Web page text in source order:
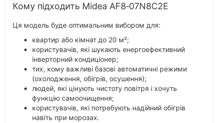
Кому підходить Midea AF8‑07N8C2E
Ця модель буде оптимальним вибором для:
квартир або кімнат до 20 м²;
користувачів, які шукають енергоефективний
інверторний кондиціонер;
тих, кому важливі базові автоматичні режими
(охолодження, обігрів, осушення);
людей, які цінують чистоту повітря і хочуть
функцію самоочищення;
користувачів, які потребують надійний обігрів
навіть при морозах.